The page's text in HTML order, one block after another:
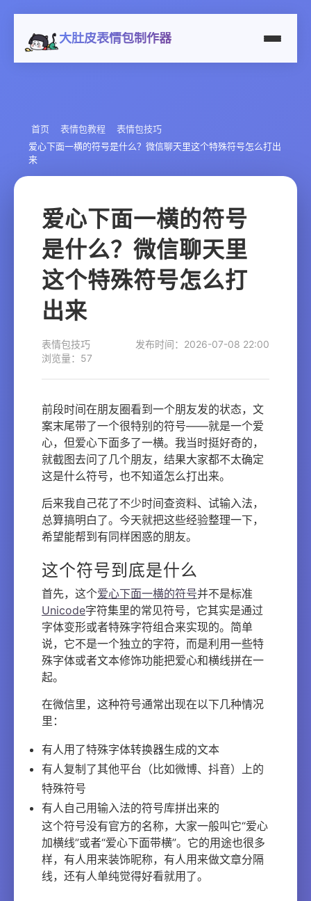
大肚皮表情包制作器
首页 表情包教程
表情包技巧
爱心下面一横的符号是什么？微信聊天里这个特殊符号怎么打出
来
爱心下面一横的符号
是什么？微信聊天里
这个特殊符号怎么打
出来
表情包技巧
发布时间：2026-07-08 22:00
浏览量：57
前段时间在朋友圈看到一个朋友发的状态，文
案末尾带了一个很特别的符号——就是一个爱
心，但爱心下面多了一横。我当时挺好奇的，
就截图去问了几个朋友，结果大家都不太确定
这是什么符号，也不知道怎么打出来。
后来我自己花了不少时间查资料、试输入法，
总算搞明白了。今天就把这些经验整理一下，
希望能帮到有同样困惑的朋友。
这个符号到底是什么
首先，这个爱心下面一横的符号并不是标准
Unicode字符集里的常见符号，它其实是通过
字体变形或者特殊字符组合来实现的。简单
说，它不是一个独立的字符，而是利用一些特
殊字体或者文本修饰功能把爱心和横线拼在一
起。
在微信里，这种符号通常出现在以下几种情况
里：
有人用了特殊字体转换器生成的文本
有人复制了其他平台（比如微博、抖音）上的
特殊符号
有人自己用输入法的符号库拼出来的
这个符号没有官方的名称，大家一般叫它“爱心
加横线”或者“爱心下面带横”。它的用途也很多
样，有人用来装饰昵称，有人用来做文章分隔
线，还有人单纯觉得好看就用了。